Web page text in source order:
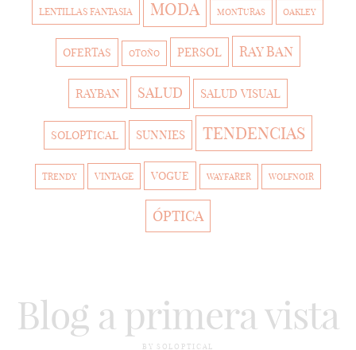
LENTILLAS FANTASIA MODA MONTURAS OAKLEY
OFERTAS OTOÑO PERSOL RAY BAN
RAYBAN SALUD SALUD VISUAL
SOLOPTICAL SUNNIES TENDENCIAS
TRENDY VINTAGE VOGUE WAYFARER WOLFNOIR
ÓPTICA
Blog a primera vista
BY SOLOPTICAL